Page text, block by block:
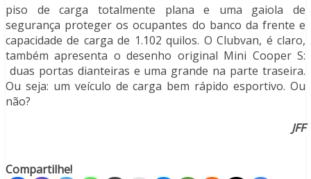
piso de carga totalmente plana e uma gaiola de
segurança proteger os ocupantes do banco da frente e
capacidade de carga de 1.102 quilos. O Clubvan, é claro,
também apresenta o desenho original Mini Cooper S:
duas portas dianteiras e uma grande na parte traseira.
Ou seja: um veículo de carga bem rápido esportivo. Ou
não?
JFF
Compartilhe!